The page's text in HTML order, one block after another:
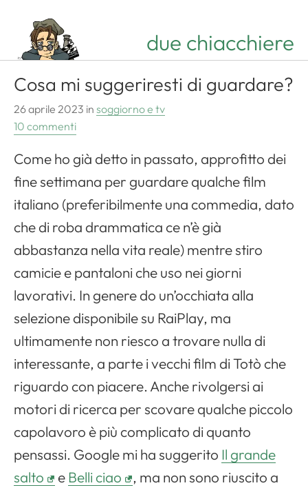
due chiacchiere
Cosa mi suggeriresti di guardare?
26 aprile 2023 in soggiorno e tv
10 commenti
Come ho già detto in passato, approfitto dei
fine settimana per guardare qualche film
italiano (preferibilmente una commedia, dato
che di roba drammatica ce n’è già
abbastanza nella vita reale) mentre stiro
camicie e pantaloni che uso nei giorni
lavorativi. In genere do un’occhiata alla
selezione disponibile su RaiPlay, ma
ultimamente non riesco a trovare nulla di
interessante, a parte i vecchi film di Totò che
riguardo con piacere. Anche rivolgersi ai
motori di ricerca per scovare qualche piccolo
capolavoro è più complicato di quanto
pensassi. Google mi ha suggerito Il grande
salto
eBelli ciao
, ma non sono riuscito a